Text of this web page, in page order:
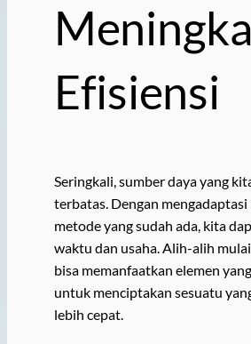
Efisiensi
Seringkali, sumber daya yang
terbatas. Dengan mengadaptasi
metode yang sudah ada, kita
waktu dan usaha. Alih-alih
bisa memanfaatkan elemen
untuk menciptakan sesuatu
lebih cepat.